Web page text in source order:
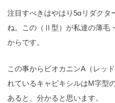
注目すべきはやはり5αリダク
ね。この（Ⅱ型）が私達の薄毛
からです。
この事からビオカニンA（レッ
れているキャピキシルはM字型
あると、分かると思います。